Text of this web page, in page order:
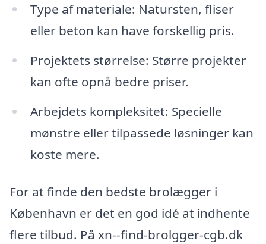
Type af materiale: Natursten, fliser
eller beton kan have forskellig pris.
Projektets størrelse: Større projekter
kan ofte opnå bedre priser.
Arbejdets kompleksitet: Specielle
mønstre eller tilpassede løsninger kan
koste mere.
For at finde den bedste brolægger i
København er det en god idé at indhente
flere tilbud. På xn--find-brolgger-cgb.dk